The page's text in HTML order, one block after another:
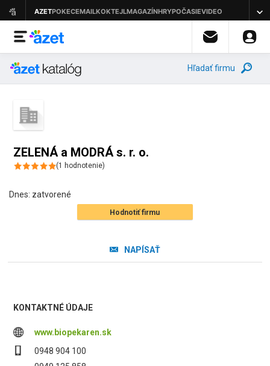
Hľadať firmu
ZELENÁ a MODRÁ s. r. o.
(1 hodnotenie)
Dnes: zatvorené
Hodnotiť firmu
NAPÍSAŤ
KONTAKTNÉ ÚDAJE
www.biopekaren.sk
0948 904 100